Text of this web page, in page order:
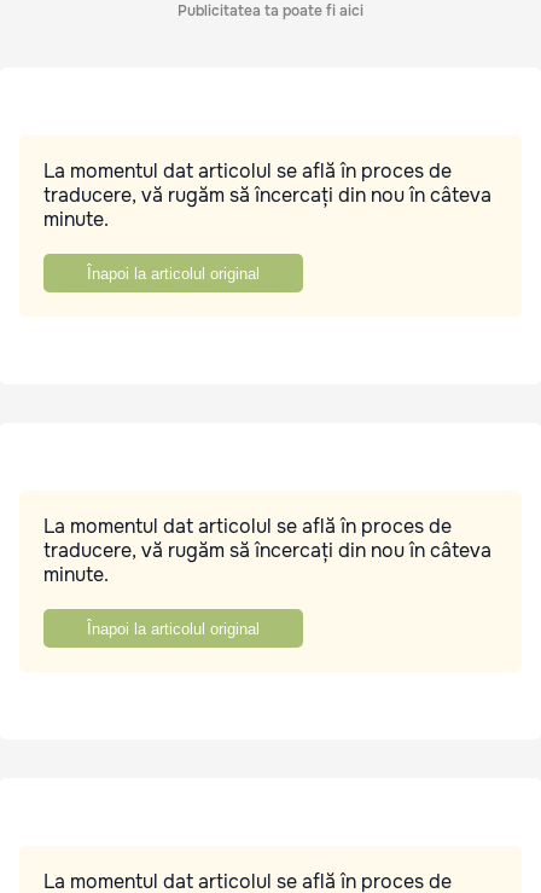
Publicitatea ta poate fi aici
La momentul dat articolul se află în proces de
traducere, vă rugăm să încercați din nou în câteva
minute.
Înapoi la articolul original
La momentul dat articolul se află în proces de
traducere, vă rugăm să încercați din nou în câteva
minute.
Înapoi la articolul original
La momentul dat articolul se află în proces de